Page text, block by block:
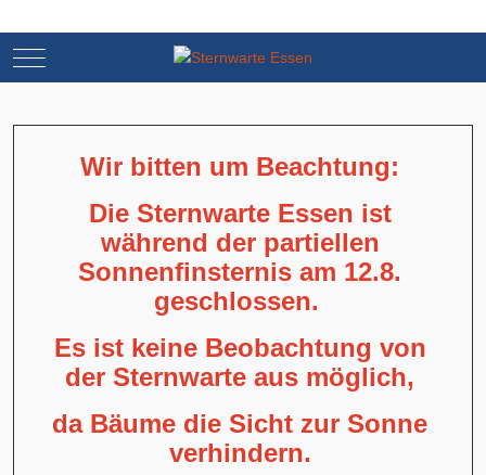
Mobile Menu Toggle
Wir bitten um Beachtung:
Die Sternwarte Essen ist
während der partiellen
Sonnenfinsternis am 12.8.
geschlossen.
Es ist keine Beobachtung von
der Sternwarte aus möglich,
da Bäume die Sicht zur Sonne
verhindern.